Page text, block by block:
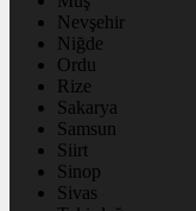
Nevşehir
Niğde
Ordu
Rize
Sakarya
Samsun
Siirt
Sinop
Sivas